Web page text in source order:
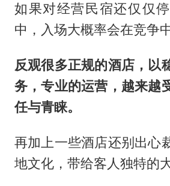
如果对经营民宿还仅仅
中，入场大概率会在竞争
反观很多正规的酒店，以
务，专业的运营，越来越
任与青睐。
再加上一些酒店还别出心
地文化，带给客人独特的